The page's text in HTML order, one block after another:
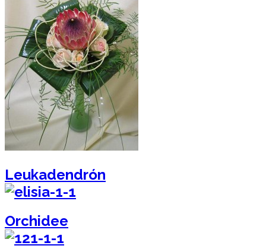
Leukadendrón
Orchidee